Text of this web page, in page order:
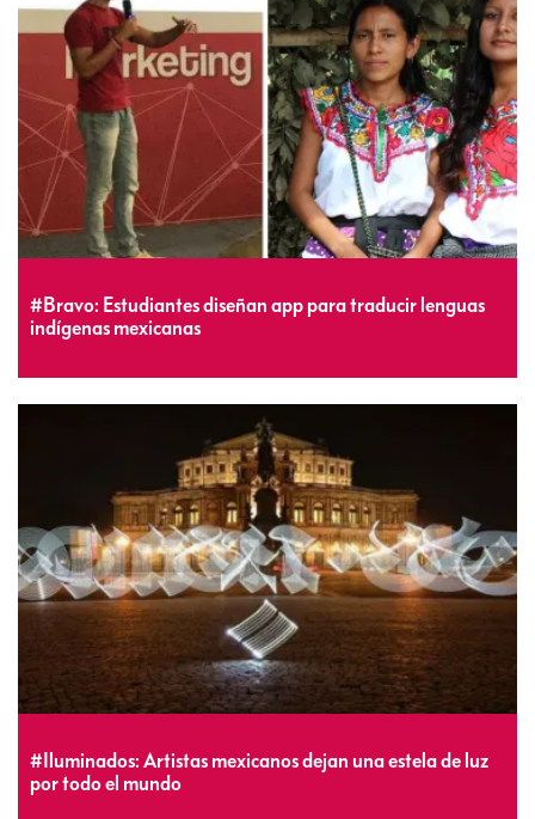
#Bravo: Estudiantes diseñan app para traducir lenguas
indígenas mexicanas
#Iluminados: Artistas mexicanos dejan una estela de luz
por todo el mundo